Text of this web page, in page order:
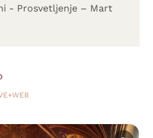
- Prosvetljenje – Mart